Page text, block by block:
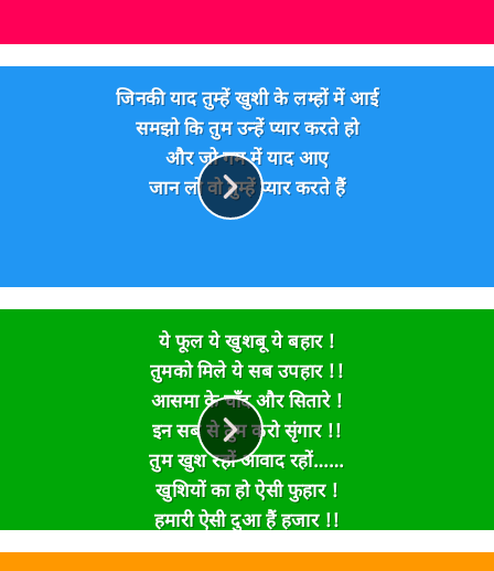
जिनकी याद तुम्हें खुशी के लम्हों में आई
समझो कि तुम उन्हें प्यार करते हो
और जो गम में याद आए
जान लो वो तुम्हें प्यार करते हैं
ये फूल ये खुशबू ये बहार !
तुमको मिले ये सब उपहार !!
आसमा के चाँद और सितारे !
इन सब से तुम करो सृंगार !!
तुम खुश रहों आवाद रहों……
खुशियों का हो ऐसी फुहार !
हमारी ऐसी दुआ हैं हजार !!
दामन तुम्हारा छोटा पर जाए !